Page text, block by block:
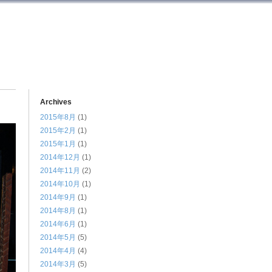
Archives
2015年8月 (1)
2015年2月 (1)
2015年1月 (1)
2014年12月 (1)
2014年11月 (2)
2014年10月 (1)
2014年9月 (1)
2014年8月 (1)
2014年6月 (1)
2014年5月 (5)
2014年4月 (4)
2014年3月 (5)